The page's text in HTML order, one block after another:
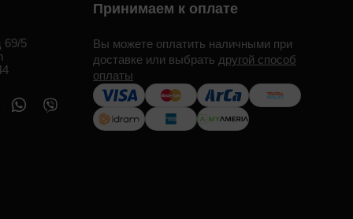
69/5
Принимаем к оплате
Вы можете оплатить наличными при
доставке или выбрать другой способ
оплаты